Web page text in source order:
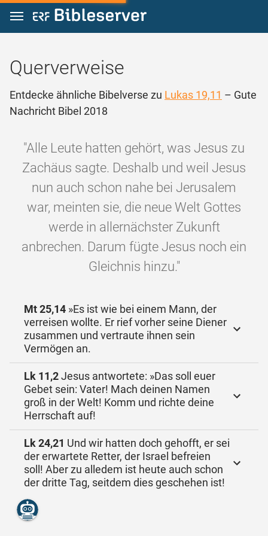
Zum Inhalt springen
Querverweise
Entdecke ähnliche Bibelverse zu Lukas 19,11 – Gute
Nachricht Bibel 2018
"Alle Leute hatten gehört, was Jesus zu
Zachäus sagte. Deshalb und weil Jesus
nun auch schon nahe bei Jerusalem
war, meinten sie, die neue Welt Gottes
werde in allernächster Zukunft
anbrechen. Darum fügte Jesus noch ein
Gleichnis hinzu."
Mt 25,14 »Es ist wie bei einem Mann, der
verreisen wollte. Er rief vorher seine Diener
zusammen und vertraute ihnen sein
Vermögen an.
Lk 11,2Jesus antwortete: »Das soll euer
Gebet sein: Vater! Mach deinen Namen
groß in der Welt! Komm und richte deine
Herrschaft auf!
Lk 24,21 Und wir hatten doch gehofft, er sei
der erwartete Retter, der Israel befreien
soll! Aber zu alledem ist heute auch schon
der dritte Tag, seitdem dies geschehen ist!